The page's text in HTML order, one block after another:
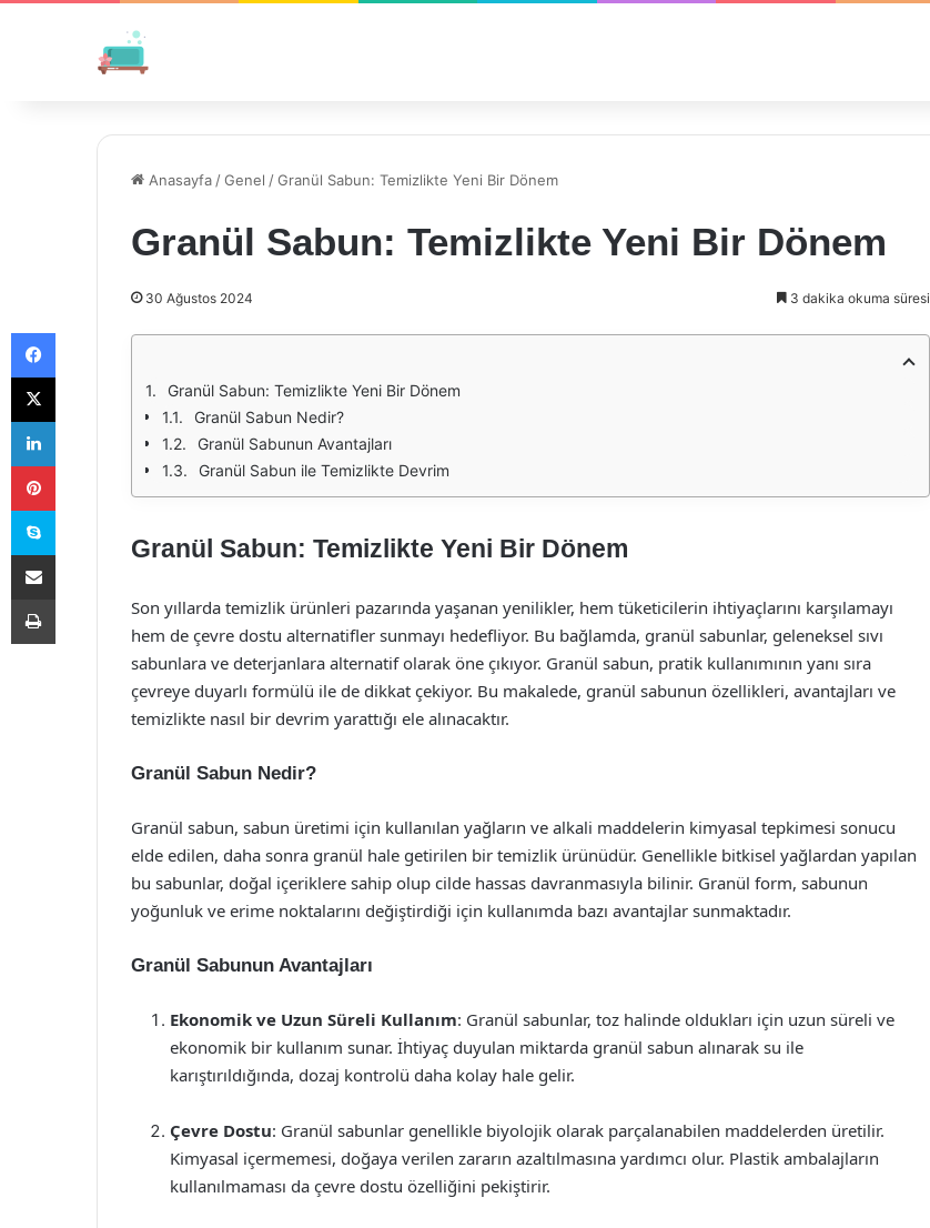
Anasayfa /Genel /Granül Sabun: Temizlikte Yeni Bir Dönem
Granül Sabun: Temizlikte Yeni Bir Dönem
30 Ağustos 2024 3 dakika okuma süresi
Granül Sabun: Temizlikte Yeni Bir Dönem
Granül Sabun Nedir?
Granül Sabunun Avantajları
Granül Sabun ile Temizlikte Devrim
Granül Sabun: Temizlikte Yeni Bir Dönem
Son yıllarda temizlik ürünleri pazarında yaşanan yenilikler, hem tüketicilerin ihtiyaçlarını karşılamayı
hem de çevre dostu alternatifler sunmayı hedefliyor. Bu bağlamda, granül sabunlar, geleneksel sıvı
sabunlara ve deterjanlara alternatif olarak öne çıkıyor. Granül sabun, pratik kullanımının yanı sıra
çevreye duyarlı formülü ile de dikkat çekiyor. Bu makalede, granül sabunun özellikleri, avantajları ve
temizlikte nasıl bir devrim yarattığı ele alınacaktır.
Granül Sabun Nedir?
Granül sabun, sabun üretimi için kullanılan yağların ve alkali maddelerin kimyasal tepkimesi sonucu
elde edilen, daha sonra granül hale getirilen bir temizlik ürünüdür. Genellikle bitkisel yağlardan yapılan
bu sabunlar, doğal içeriklere sahip olup cilde hassas davranmasıyla bilinir. Granül form, sabunun
yoğunluk ve erime noktalarını değiştirdiği için kullanımda bazı avantajlar sunmaktadır.
Granül Sabunun Avantajları
Ekonomik ve Uzun Süreli Kullanım: Granül sabunlar, toz halinde oldukları için uzun süreli ve
ekonomik bir kullanım sunar. İhtiyaç duyulan miktarda granül sabun alınarak su ile
karıştırıldığında, dozaj kontrolü daha kolay hale gelir.
Çevre Dostu: Granül sabunlar genellikle biyolojik olarak parçalanabilen maddelerden üretilir.
Kimyasal içermemesi, doğaya verilen zararın azaltılmasına yardımcı olur. Plastik ambalajların
kullanılmaması da çevre dostu özelliğini pekiştirir.
Facebook
X
LinkedIn
Pinterest
Skype
E-Posta ile paylaş